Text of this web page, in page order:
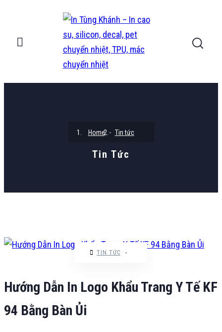
Home Tin tức
Tin Tức
TIN TỨC -
Hướng Dẫn In Logo Khẩu Trang Y Tế KF
94 Bằng Bàn Ủi